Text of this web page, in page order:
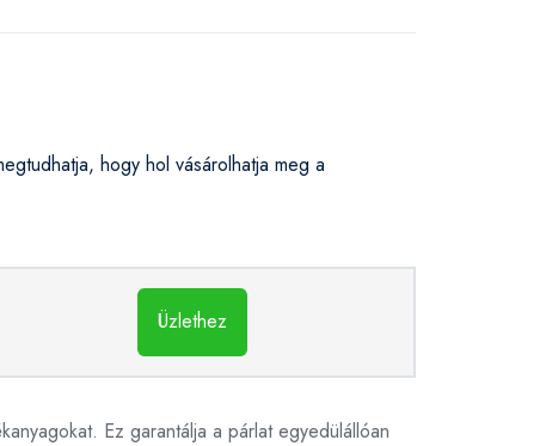
hogy hol vásárolhatja meg a
Üzlethez
Ez garantálja a párlat egyedülállóan